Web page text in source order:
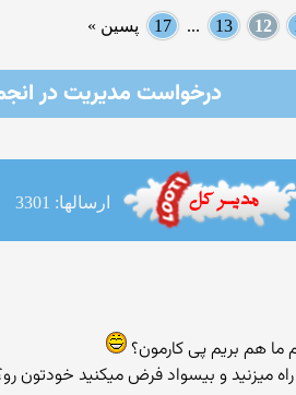
12
13
...
17 پسین »
درخواست مدیریت در
ارسالها: 3301
ما هم بریم پی كارمون؟
راه میزنید و بیسواد فرض میكنید